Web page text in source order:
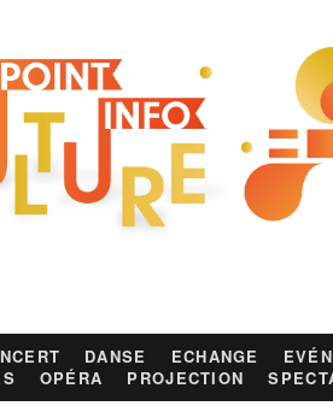
DANSE ECHANGE
OPÉRA PROJECTION